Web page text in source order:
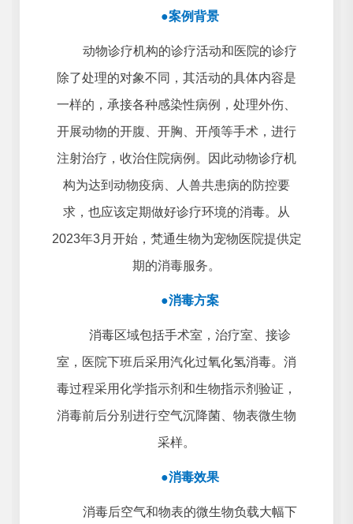
●案例背景
动物诊疗机构的诊疗活动和医院的诊疗
除了处理的对象不同，其活动的具体内容是
一样的，承接各种感染性病例，处理外伤、
开展动物的开腹、开胸、开颅等手术，进行
注射治疗，收治住院病例。因此动物诊疗机
构为达到动物疫病、人兽共患病的防控要
求，也应该定期做好诊疗环境的消毒。从
2023年3月开始，梵通生物为宠物医院提供定
期的消毒服务。
●消毒方案
消毒区域包括手术室，治疗室、接诊
室，医院下班后采用汽化过氧化氢消毒。消
毒过程采用化学指示剂和生物指示剂验证，
消毒前后分别进行空气沉降菌、物表微生物
采样。
●消毒效果
消毒后空气和物表的微生物负载大幅下